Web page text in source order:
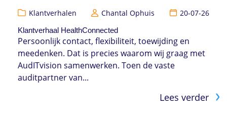
Klantverhalen Chantal Ophuis 20-07-26
Klantverhaal HealthConnected
Persoonlijk contact, flexibiliteit, toewijding en
meedenken. Dat is precies waarom wij graag met
AudITvision samenwerken. Toen de vaste
auditpartner van...
Lees verder